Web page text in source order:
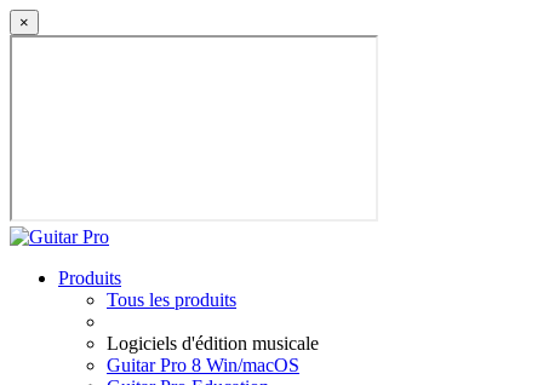
×
Produits
Tous les produits
Logiciels d'édition musicale
Guitar Pro 8 Win/macOS